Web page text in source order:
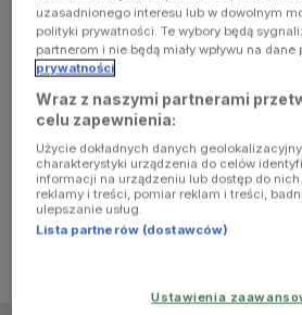
browser
console for
more
information)
uzasadnionego interesu lub w dowolnym
polityki prywatności. Te wybory będą
partnerom i nie będą miały wpływu na dane
prywatności
Wraz z naszymi partnerami
celu zapewnienia:
Użycie dokładnych danych
charakterystyki urządzenia do celów
informacji na urządzeniu lub dostęp do
reklamy i treści, pomiar reklam i treści,
ulepszanie usług.
Lista partnerów (dostawców)
Ustawienia